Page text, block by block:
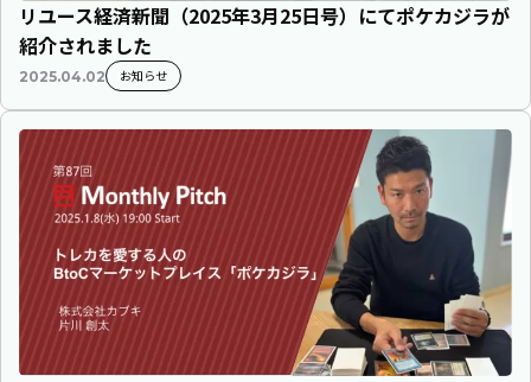
リユース経済新聞（2025年3月25日号）にてポケカジラが
紹介されました
2025.04.02 お知らせ